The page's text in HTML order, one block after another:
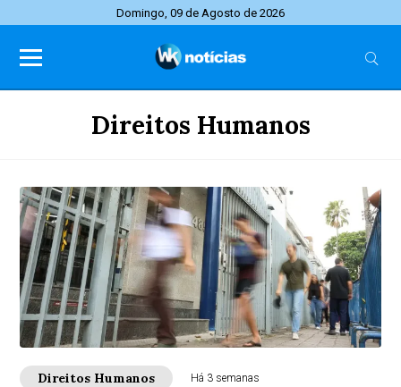
Domingo, 09 de Agosto de 2026
Direitos Humanos
Direitos Humanos Há 3 semanas